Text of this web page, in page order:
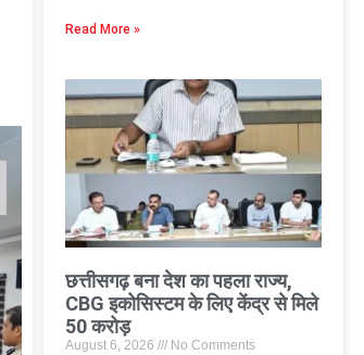
Read More »
छत्तीसगढ़ बना देश का पहला राज्य,
CBG इकोसिस्टम के लिए केंद्र से मिले
50 करोड़
August 6, 2026 No Comments